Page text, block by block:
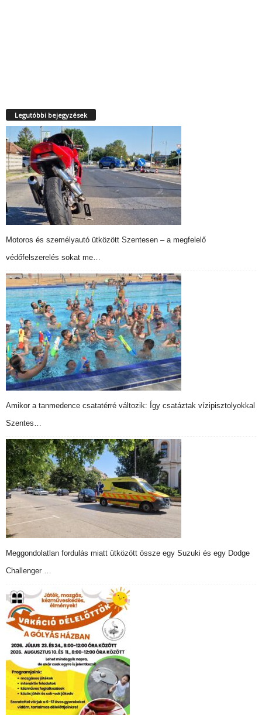
Legutóbbi bejegyzések
Motoros és személyautó ütközött Szentesen – a megfelelő
védőfelszerelés sokat me…
Amikor a tanmedence csatatérré változik: Így csatáztak vízipisztolyokkal
Szentes…
Meggondolatlan fordulás miatt ütközött össze egy Suzuki és egy Dodge
Challenger …